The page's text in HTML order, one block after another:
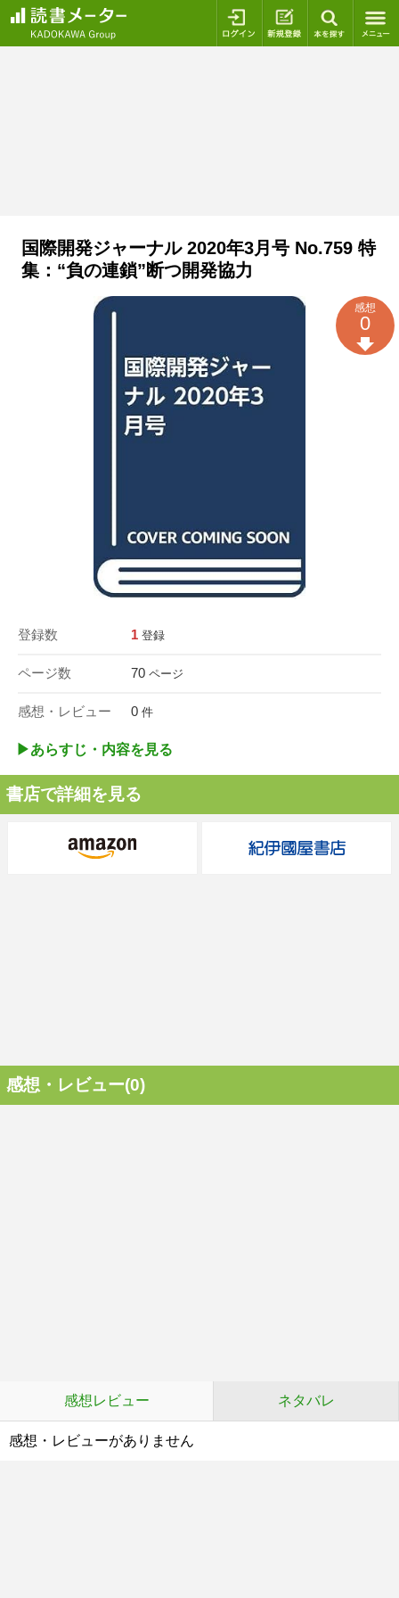
ログイン 新規登録
国際開発ジャーナル 2020年3月号 No.759 特
集：“負の連鎖”断つ開発協力
登録数 1 登録
ページ数 70 ページ
感想・レビュー 0 件
感想
0
▶︎あらすじ・内容を見る
書店で詳細を見る
感想・レビュー(0)
感想レビュー ネタバレ
感想・レビューがありません